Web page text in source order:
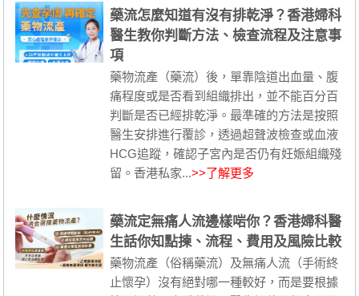
藥流怎麼知道有沒有排乾淨？香港婦科
醫生教你判斷方法、檢查流程及注意事
項
藥物流產（藥流）後，單靠陰道出血量、腹
痛程度或是否看到組織排出，並不能百分百
判斷是否已經排乾淨。最準確的方法是按照
醫生安排進行覆診，透過超聲波檢查或血液
HCG追蹤，確認子宮內是否仍有妊娠組織殘
留。香港私家...>>了解更多
藥流定無痛人流邊樣啱你？香港婦科醫
生話你知點揀、流程、費用及風險比較
藥物流產（俗稱藥流）及無痛人流（手術終
止懷孕）沒有絕對哪一種較好，而是要根據